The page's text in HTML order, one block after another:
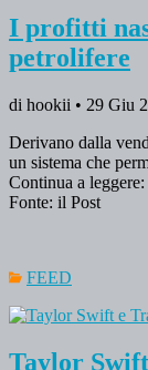
I profitti
petrolifere
di hookii • 29 Giu
Derivano dalla
un sistema che
Continua a leggere:
Fonte: il Post
FEED
Taylor